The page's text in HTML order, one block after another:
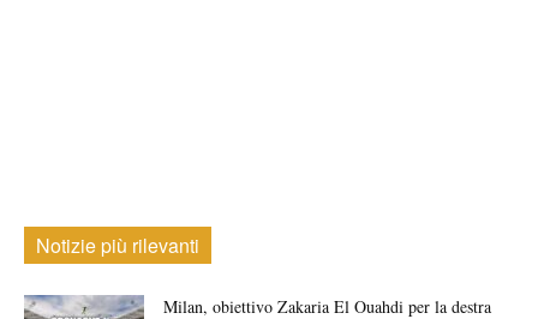
Notizie più rilevanti
Milan, obiettivo Zakaria El Ouahdi per la destra